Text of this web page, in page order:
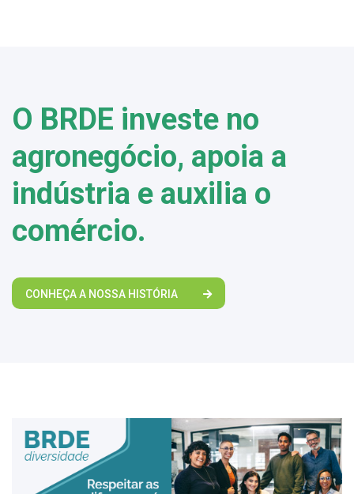
O BRDE investe no
agronegócio, apoia a
indústria e auxilia o
comércio.
CONHEÇA A NOSSA HISTÓRIA